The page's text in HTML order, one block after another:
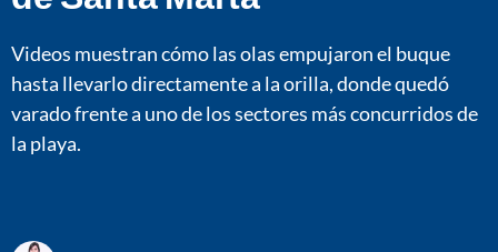
Videos muestran cómo las olas empujaron el buque
hasta llevarlo directamente a la orilla, donde quedó
varado frente a uno de los sectores más concurridos de
la playa.